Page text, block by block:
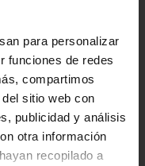
para personalizar
funciones de redes
compartimos
sitio web con
publicidad y análisis
otra información
recopilado a